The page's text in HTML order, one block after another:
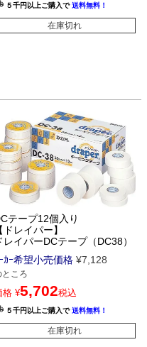
５千円以上ご購入で送料無料！
在庫切れ
テープ12個入り
【ドレイパー】
レイパーDCテープ（DC38）
ｶｰ希望小売価格 ¥7,128
ところ
格 ¥5,702税込
５千円以上ご購入で送料無料！
在庫切れ